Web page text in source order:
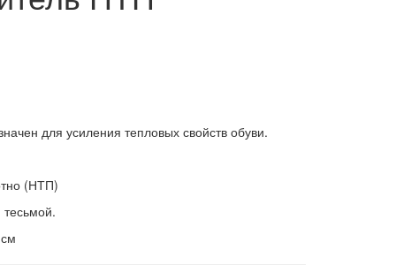
для усиления тепловых свойств обуви.
(НТП)